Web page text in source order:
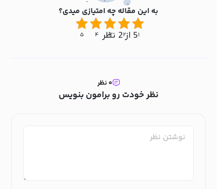
به این مقاله چه امتیازی میدی؟
5 از 2 نظر۱ ۲ ۳ ۴ ۵
نظر خودت رو برامون بنویس
۰ نظر